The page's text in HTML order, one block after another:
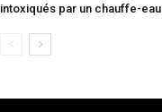
intoxiqués par un chauffe-eau